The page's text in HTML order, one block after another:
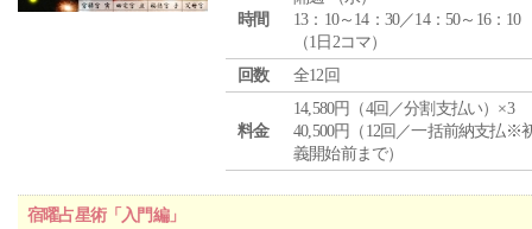
時間
13：10～14：30／14：50～16：10
（1日2コマ）
回数
全12回
料金
14,580円（4回／分割支払い）×3
40,500円（12回／一括前納支払※
義開始前まで）
宿曜占星術「入門編」